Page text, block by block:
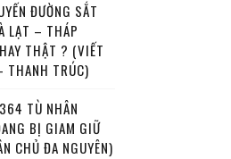
ĐƯỜNG SẮT
LẠT – THÁP
THẬT ? (VIẾT
THANH TRÚC)
TÙ NHÂN
BỊ GIAM GIỮ
CHỦ ĐA NGUYÊN)